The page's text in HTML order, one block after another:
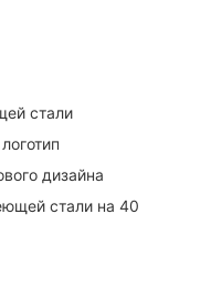
стали
дизайна
стали на 40